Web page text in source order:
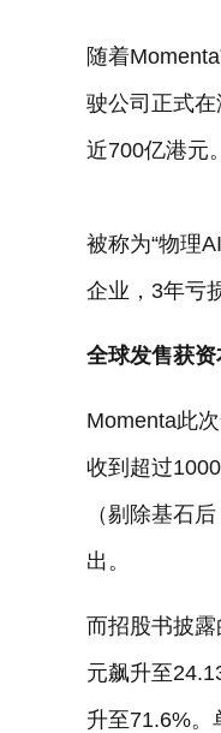
随着
驶公司正式
近700亿港元。
被称为“物理
企业，3年亏
全球发售获
Momenta此
收到超过
（剔除基石
出。
而招股书披
元飙升至
升至71.6%。